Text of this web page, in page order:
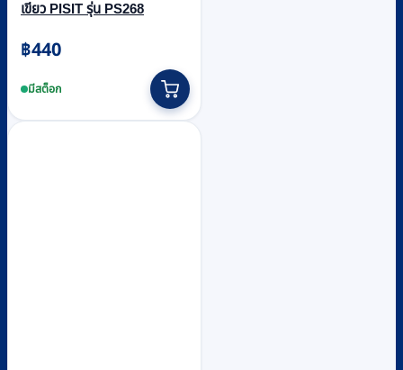
เขียว PISIT รุ่น PS268
฿440
มีสต็อก